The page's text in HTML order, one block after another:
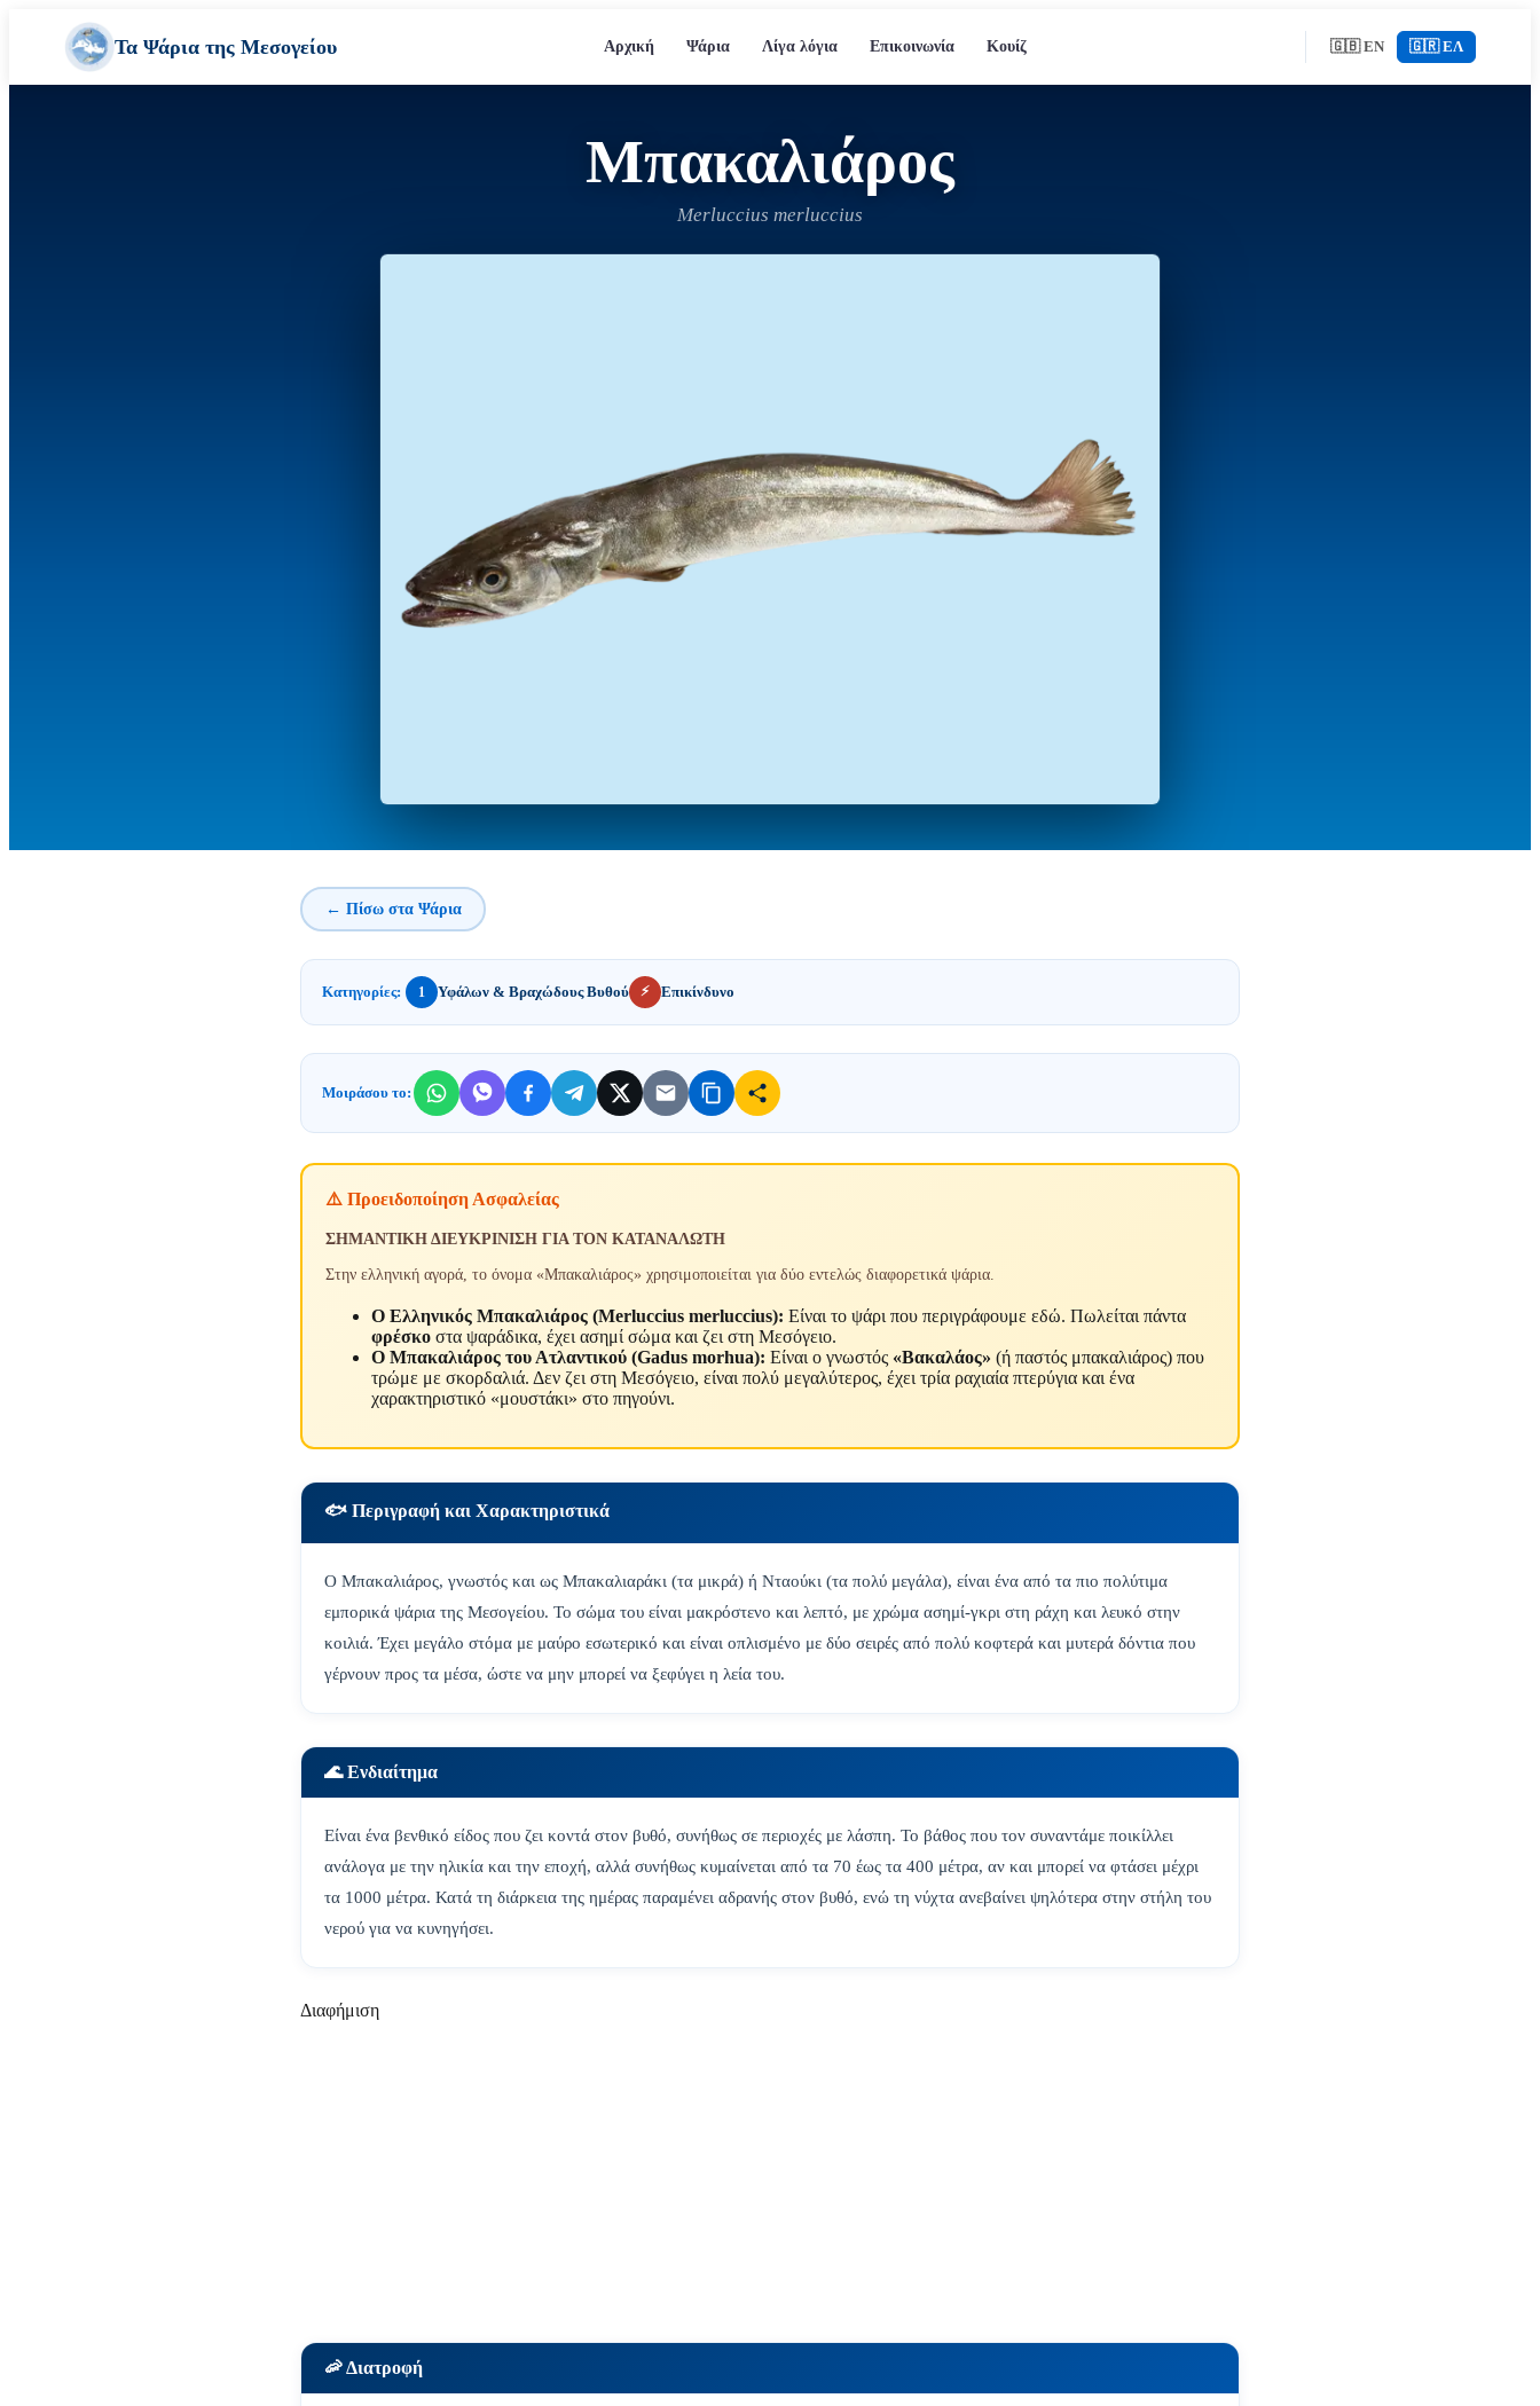
Τα Ψάρια της Μεσογείου Αρχική Ψάρια Λίγα λόγια Επικοινωνία Κουίζ 🇬🇧 EN 🇬🇷 ΕΛ
Μπακαλιάρος
Merluccius merluccius
← Πίσω στα Ψάρια
Κατηγορίες: 1 Υφάλων & Βραχώδους Βυθού ⚡ Επικίνδυνο
Μοιράσου το:
⚠️ Προειδοποίηση Ασφαλείας
ΣΗΜΑΝΤΙΚΗ ΔΙΕΥΚΡΙΝΙΣΗ ΓΙΑ ΤΟΝ ΚΑΤΑΝΑΛΩΤΗ
Στην ελληνική αγορά, το όνομα «Μπακαλιάρος» χρησιμοποιείται για δύο εντελώς διαφορετικά ψάρια.
Ο Ελληνικός Μπακαλιάρος (Merluccius merluccius): Είναι το ψάρι που περιγράφουμε εδώ. Πωλείται πάντα
φρέσκοστα ψαράδικα, έχει ασημί σώμα και ζει στη Μεσόγειο.
Ο Μπακαλιάρος του Ατλαντικού (Gadus morhua): Είναι ο γνωστός «Βακαλάος» (ή παστός μπακαλιάρος) που
τρώμε με σκορδαλιά. Δεν ζει στη Μεσόγειο, είναι πολύ μεγαλύτερος, έχει τρία ραχιαία πτερύγια και ένα
χαρακτηριστικό «μουστάκι» στο πηγούνι.
🐟 Περιγραφή και Χαρακτηριστικά
Ο Μπακαλιάρος, γνωστός και ως Μπακαλιαράκι (τα μικρά) ή Νταούκι (τα πολύ μεγάλα), είναι ένα από τα πιο πολύτιμα
εμπορικά ψάρια της Μεσογείου. Το σώμα του είναι μακρόστενο και λεπτό, με χρώμα ασημί-γκρι στη ράχη και λευκό στην
κοιλιά. Έχει μεγάλο στόμα με μαύρο εσωτερικό και είναι οπλισμένο με δύο σειρές από πολύ κοφτερά και μυτερά δόντια που
γέρνουν προς τα μέσα, ώστε να μην μπορεί να ξεφύγει η λεία του.
🌊 Ενδιαίτημα
Είναι ένα βενθικό είδος που ζει κοντά στον βυθό, συνήθως σε περιοχές με λάσπη. Το βάθος που τον συναντάμε ποικίλλει
ανάλογα με την ηλικία και την εποχή, αλλά συνήθως κυμαίνεται από τα 70 έως τα 400 μέτρα, αν και μπορεί να φτάσει μέχρι
τα 1000 μέτρα. Κατά τη διάρκεια της ημέρας παραμένει αδρανής στον βυθό, ενώ τη νύχτα ανεβαίνει ψηλότερα στην στήλη του
νερού για να κυνηγήσει.
Διαφήμιση
🦐 Διατροφή